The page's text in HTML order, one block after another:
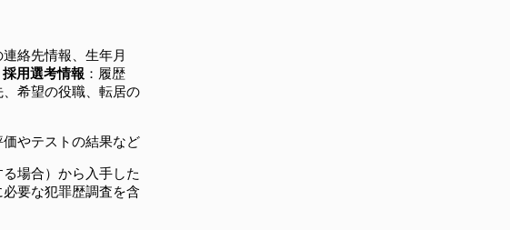
絡先情報、生年月
採用選考情報 ：履歴
希望の役職、転居の
やテストの結果など
場合）から入手した
要な犯罪歴調査を含